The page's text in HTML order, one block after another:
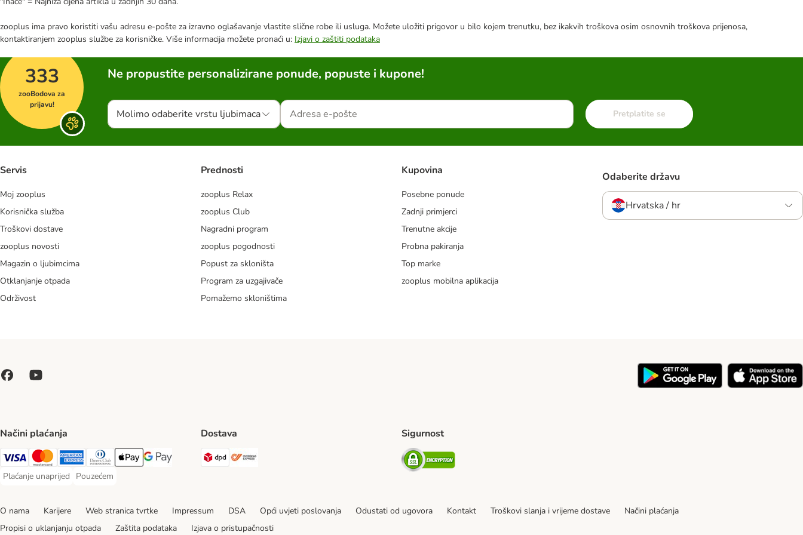
zooplus ima pravo koristiti vašu adresu e-pošte za izravno oglašavanje vlastite slične robe ili usluga. Možete uložiti prigovor u bilo kojem trenutku, bez ikakvih troškova osim osnovnih troškova prijenosa,
kontaktiranjem zooplus službe za korisničke. Više informacija možete pronaći u: Izjavi o zaštiti podataka
333
zooBodova za
prijavu!
Ne propustite personalizirane ponude, popuste i kupone!
Molimo odaberite vrstu ljubimaca Pretplatite se
Servis
Moj zooplus
Korisnička služba
Troškovi dostave
zooplus novosti
Magazin o ljubimcima
Otklanjanje otpada
Održivost
Prednosti
zooplus Relax
zooplus Club
Nagradni program
zooplus pogodnosti
Popust za skloništa
Program za uzgajivače
Pomažemo skloništima
Kupovina
Posebne ponude
Zadnji primjerci
Trenutne akcije
Probna pakiranja
Top marke
zooplus mobilna aplikacija
Odaberite državu
Hrvatska / hr
Načini plaćanja
Visa Payment Method
MasterCard Payment Method
American Express Payment Method
Diners Club Payment Method
Payment MethodGoogle pay Payment Method
Plaćanje unaprijed
Plaćanje unaprijed Payment Method
Pouzećem
Pouzećem Payment Method
Dostava
DPD Shipping Method
Sigurnost
Security
O nama Karijere Web stranica tvrtke Impressum DSA Opći uvjeti poslovanja Odustati od ugovora Kontakt Troškovi slanja i vrijeme dostave
Načini plaćanja
Propisi o uklanjanju otpada
Zaštita podataka Izjava o pristupačnosti